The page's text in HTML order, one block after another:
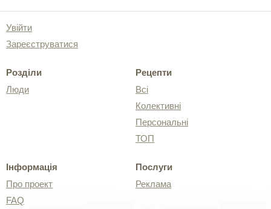
Увійти
Зареєструватися
Розділи
Люди
Рецепти
Всі
Колективні
Персональні
ТОП
Інформація
Про проект
FAQ
Послуги
Реклама